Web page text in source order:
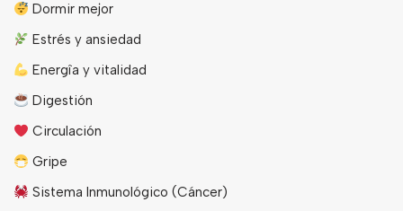
Dormir mejor
Estrés y ansiedad
Energîa y vitalidad
Digestión
Circulación
Gripe
Sistema Inmunológico (Cáncer)